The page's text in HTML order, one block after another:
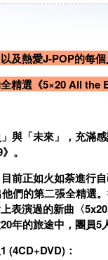
及熱愛J-POP的每
精選《5×20 All the
與「未來」，充滿
。
前正如火如荼進行
們的第二張全精選
表演過的新曲〈
年的旅途中，團員5
：